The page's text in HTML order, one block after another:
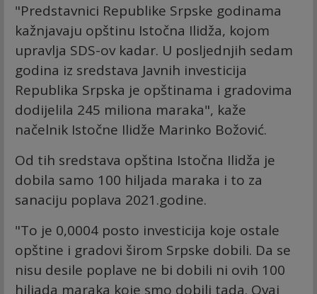
"Predstavnici Republike Srpske godinama
kažnjavaju opštinu Istočna Ilidža, kojom
upravlja SDS-ov kadar. U posljednjih sedam
godina iz sredstava Javnih investicija
Republika Srpska je opštinama i gradovima
dodijelila 245 miliona maraka", kaže
načelnik Istočne Ilidže Marinko Božović.
Od tih sredstava opština Istočna Ilidža je
dobila samo 100 hiljada maraka i to za
sanaciju poplava 2021.godine.
"To je 0,0004 posto investicija koje ostale
opštine i gradovi širom Srpske dobili. Da se
nisu desile poplave ne bi dobili ni ovih 100
hiljada maraka koje smo dobili tada. Ovaj